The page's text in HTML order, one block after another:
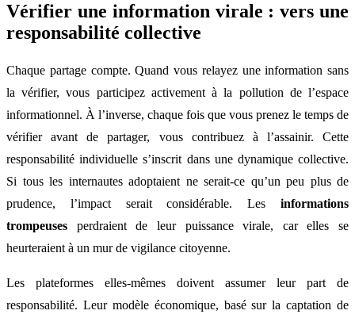
Vérifier une information virale : vers une
responsabilité collective
Chaque partage compte. Quand vous relayez une information sans
la vérifier, vous participez activement à la pollution de l’espace
informationnel. À l’inverse, chaque fois que vous prenez le temps de
vérifier avant de partager, vous contribuez à l’assainir. Cette
responsabilité individuelle s’inscrit dans une dynamique collective.
Si tous les internautes adoptaient ne serait-ce qu’un peu plus de
prudence, l’impact serait considérable. Les informations
trompeuses perdraient de leur puissance virale, car elles se
heurteraient à un mur de vigilance citoyenne.
Les plateformes elles-mêmes doivent assumer leur part de
responsabilité. Leur modèle économique, basé sur la captation de